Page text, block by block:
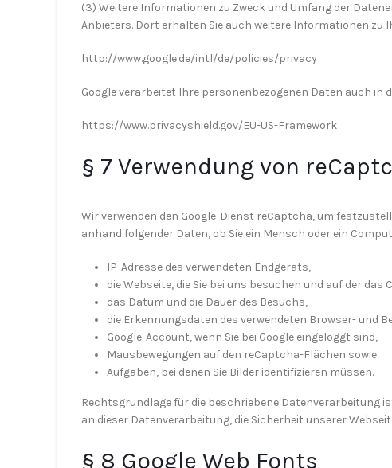
(3) Weitere Informationen zu Zweck und Umfang der
Anbieters. Dort erhalten Sie auch weitere Informationen
http://www.google.de/intl/de/policies/privacy
Google verarbeitet Ihre personenbezogenen Daten auch in
https://www.privacyshield.gov/EU-US-Framework
§ 7 Verwendung von
Wir verwenden den Google-Dienst reCaptcha, um
anhand folgender Daten, ob Sie ein Mensch oder ein
IP-Adresse des verwendeten Endgeräts,
die Webseite, die Sie bei uns besuchen und auf der
das Datum und die Dauer des Besuchs,
die Erkennungsdaten des verwendeten Browser- und
Google-Account, wenn Sie bei Google eingeloggt sind,
Mausbewegungen auf den reCaptcha-Flächen sowie
Aufgaben, bei denen Sie Bilder identifizieren müssen.
Rechtsgrundlage für die beschriebene Datenverarbeitung
an dieser Datenverarbeitung, die Sicherheit unserer
§ 8 Google Web Fonts